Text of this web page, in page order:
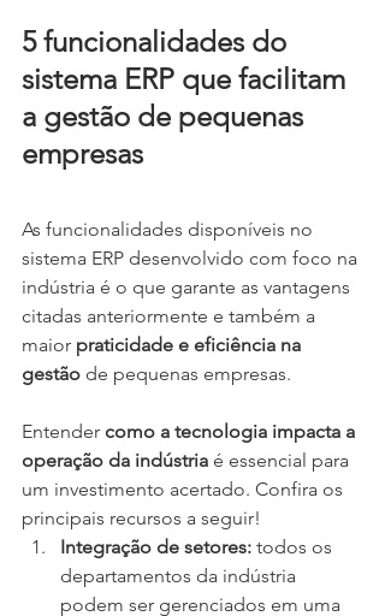
5 funcionalidades do
sistema ERP que facilitam
a gestão de pequenas
empresas
As funcionalidades disponíveis no
sistema ERP desenvolvido com foco na
indústria é o que garante as vantagens
citadas anteriormente e também a
maior praticidade e eficiência na
gestão de pequenas empresas.
Entender como a tecnologia impacta a
operação da indústria é essencial para
um investimento acertado. Confira os
principais recursos a seguir!
Integração de setores: todos os
departamentos da indústria
podem ser gerenciados em uma